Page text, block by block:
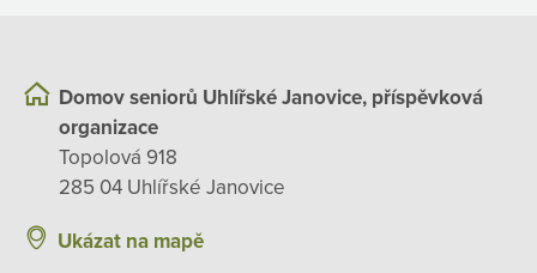
Domov seniorů Uhlířské Janovice, příspěvková
organizace
Topolová 918
285 04 Uhlířské Janovice
Ukázat na mapě